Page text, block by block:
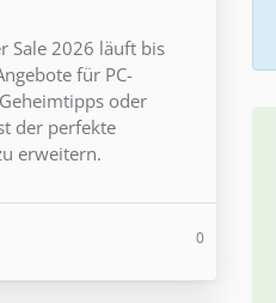
Sale 2026 läuft bis
für PC-
oder
der perfekte
erweitern.
0